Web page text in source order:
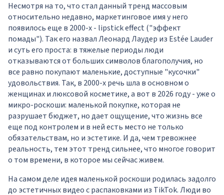
Несмотря на то, что стал данный тренд массовым
относительно недавно, маркетинговое имя у него
появилось еще в 2000-х - lipstick effect ("эффект
помады"). Так его назвал Леонард Лаудер из Estée Lauder
и суть его проста: в тяжелые периоды люди
отказываются от больших символов благополучия, но
все равно покупают маленькие, доступные "кусочки"
удовольствия. Так, в 2000-х речь шла в основном о
женщинах и люксовой косметике, а вот в 2026 году - уже о
микро-роскоши: маленькой покупке, которая не
разрушает бюджет, но дает ощущение, что жизнь все
еще под контролем и в ней есть место не только
обязательствам, но и эстетике. И да, чем тревожнее
реальность, тем этот тренд сильнее, что многое говорит
о том времени, в которое мы сейчас живем.
На самом деле идея маленькой роскоши родилась задолго
до эстетичных видео с распаковками из TikTok. Люди во